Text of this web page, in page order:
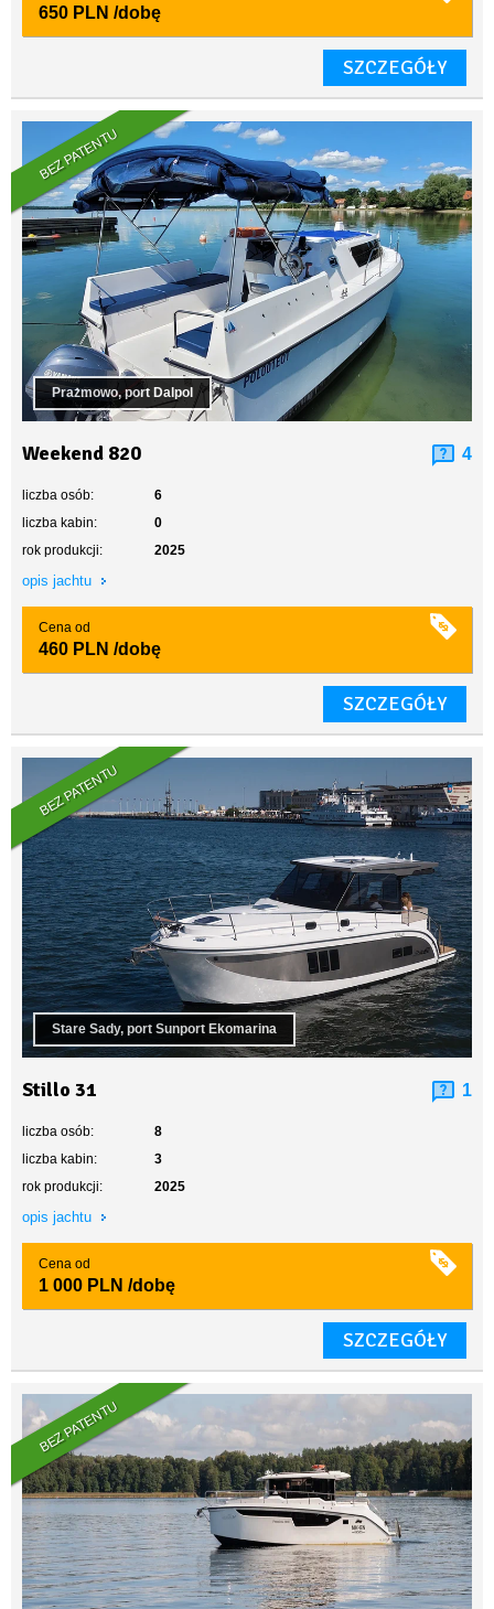
650 PLN /dobę
SZCZEGÓŁY
BEZ PATENTU
Prażmowo, port Dalpol
Weekend 820 4
liczba osób:
6
liczba kabin:
0
rok produkcji:
2025
opis jachtu
Cena od
460 PLN /dobę
SZCZEGÓŁY
BEZ PATENTU
Stare Sady, port Sunport Ekomarina
Stillo 31 1
liczba osób:
8
liczba kabin:
3
rok produkcji:
2025
opis jachtu
Cena od
1 000 PLN /dobę
SZCZEGÓŁY
BEZ PATENTU